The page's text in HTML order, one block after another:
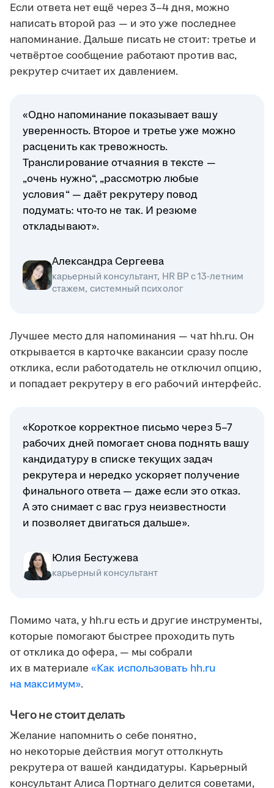
Если ответа нет ещё через 3–4 дня, можно
написать второй раз — и это уже последнее
напоминание. Дальше писать не стоит: третье и
четвёртое сообщение работают против вас,
рекрутер считает их давлением.
«Одно напоминание показывает вашу
уверенность. Второе и третье уже можно
расценить как тревожность.
Транслирование отчаяния в тексте —
„очень нужно“, „рассмотрю любые
условия“ — даёт рекрутеру повод
подумать: что-то не так. И резюме
откладывают».
Александра Сергеева
карьерный консультант, HR BP с 13-летним
стажем, системный психолог
Лучшее место для напоминания — чат hh.ru. Он
открывается в карточке вакансии сразу после
отклика, если работодатель не отключил опцию,
и попадает рекрутеру в его рабочий интерфейс.
«Короткое корректное письмо через 5–7
рабочих дней помогает снова поднять вашу
кандидатуру в списке текущих задач
рекрутера и нередко ускоряет получение
финального ответа — даже если это отказ.
А это снимает с вас груз неизвестности
и позволяет двигаться дальше».
Юлия Бестужева
карьерный консультант
Помимо чата, у hh.ru есть и другие инструменты,
которые помогают быстрее проходить путь
от отклика до офера, — мы собрали
их в материале«Как использовать hh.ru
на максимум».
Чего не стоит делать
Желание напомнить о себе понятно,
но некоторые действия могут оттолкнуть
рекрутера от вашей кандидатуры. Карьерный
консультант Алиса Портнаго делится советами,